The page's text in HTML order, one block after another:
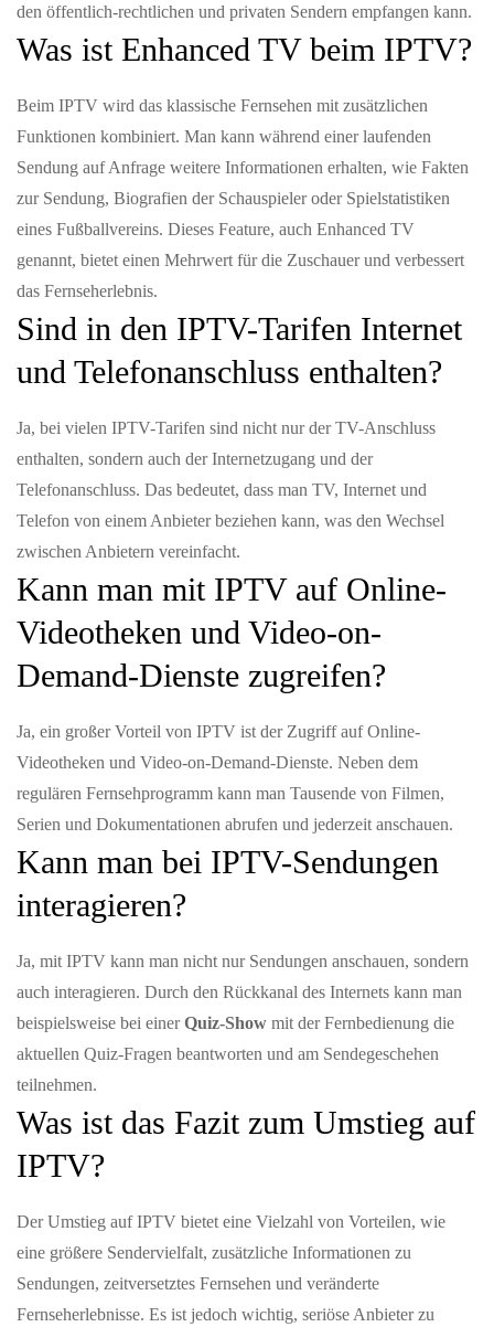
den öffentlich-rechtlichen und privaten Sendern empfangen kann.
Was ist Enhanced TV beim IPTV?
Beim IPTV wird das klassische Fernsehen mit zusätzlichen
Funktionen kombiniert. Man kann während einer laufenden
Sendung auf Anfrage weitere Informationen erhalten, wie Fakten
zur Sendung, Biografien der Schauspieler oder Spielstatistiken
eines Fußballvereins. Dieses Feature, auch Enhanced TV
genannt, bietet einen Mehrwert für die Zuschauer und verbessert
das Fernseherlebnis.
Sind in den IPTV-Tarifen Internet
und Telefonanschluss enthalten?
Ja, bei vielen IPTV-Tarifen sind nicht nur der TV-Anschluss
enthalten, sondern auch der Internetzugang und der
Telefonanschluss. Das bedeutet, dass man TV, Internet und
Telefon von einem Anbieter beziehen kann, was den Wechsel
zwischen Anbietern vereinfacht.
Kann man mit IPTV auf Online-
Videotheken und Video-on-
Demand-Dienste zugreifen?
Ja, ein großer Vorteil von IPTV ist der Zugriff auf Online-
Videotheken und Video-on-Demand-Dienste. Neben dem
regulären Fernsehprogramm kann man Tausende von Filmen,
Serien und Dokumentationen abrufen und jederzeit anschauen.
Kann man bei IPTV-Sendungen
interagieren?
Ja, mit IPTV kann man nicht nur Sendungen anschauen, sondern
auch interagieren. Durch den Rückkanal des Internets kann man
beispielsweise bei einerQuiz-Show mit der Fernbedienung die
aktuellen Quiz-Fragen beantworten und am Sendegeschehen
teilnehmen.
Was ist das Fazit zum Umstieg auf
IPTV?
Der Umstieg auf IPTV bietet eine Vielzahl von Vorteilen, wie
eine größere Sendervielfalt, zusätzliche Informationen zu
Sendungen, zeitversetztes Fernsehen und veränderte
Fernseherlebnisse. Es ist jedoch wichtig, seriöse Anbieter zu